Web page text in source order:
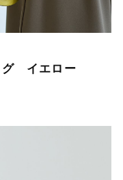
グ イエロー